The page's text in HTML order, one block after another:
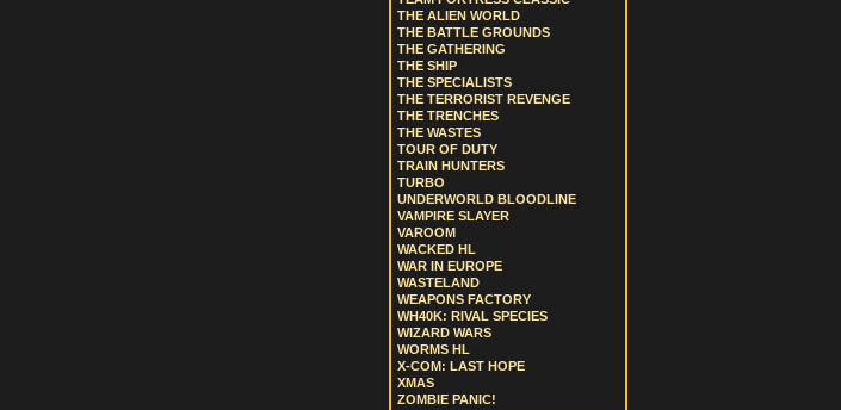
THE ALIEN WORLD
THE BATTLE GROUNDS
THE GATHERING
THE SHIP
THE SPECIALISTS
THE TERRORIST REVENGE
THE TRENCHES
THE WASTES
TOUR OF DUTY
TRAIN HUNTERS
TURBO
UNDERWORLD BLOODLINE
VAMPIRE SLAYER
VAROOM
WACKED HL
WAR IN EUROPE
WASTELAND
WEAPONS FACTORY
WH40K: RIVAL SPECIES
WIZARD WARS
WORMS HL
X-COM: LAST HOPE
XMAS
ZOMBIE PANIC!